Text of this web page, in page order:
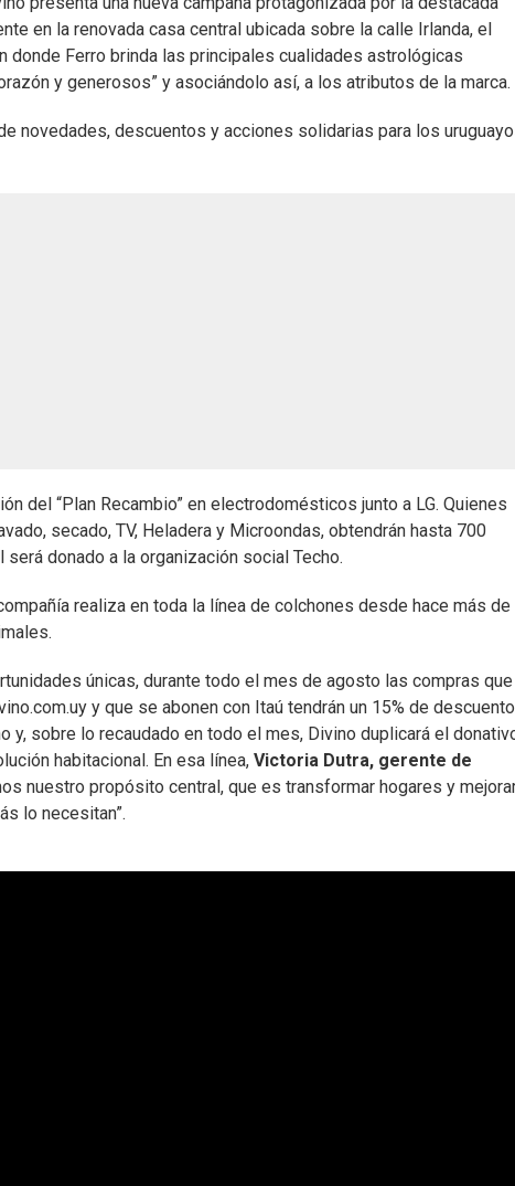
en la renovada casa central ubicada sobre la calle Irlanda, el
donde Ferro brinda las principales cualidades astrológicas
y generosos” y asociándolo así, a los atributos de la marca.
novedades, descuentos y acciones solidarias para los
del “Plan Recambio” en electrodomésticos junto a LG. Quienes
secado, TV, Heladera y Microondas, obtendrán hasta 700
donado a la organización social Techo.
realiza en toda la línea de colchones desde hace más de
únicas, durante todo el mes de agosto las compras que
y que se abonen con Itaú tendrán un 15% de
sobre lo recaudado en todo el mes, Divino duplicará el
habitacional. En esa línea, Victoria Dutra, gerente de
nuestro propósito central, que es transformar hogares y
lo necesitan”.